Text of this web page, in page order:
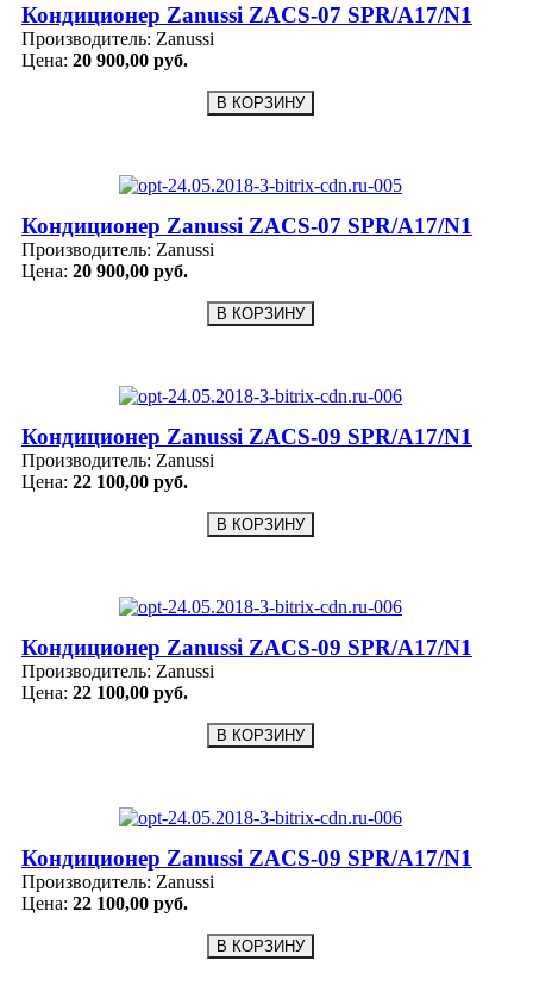
Кондиционер Zanussi ZACS-07 SPR/A17/N1
Производитель: Zanussi
Цена: 20 900,00 руб.
Кондиционер Zanussi ZACS-07 SPR/A17/N1
Производитель: Zanussi
Цена: 20 900,00 руб.
Кондиционер Zanussi ZACS-09 SPR/A17/N1
Производитель: Zanussi
Цена: 22 100,00 руб.
Кондиционер Zanussi ZACS-09 SPR/A17/N1
Производитель: Zanussi
Цена: 22 100,00 руб.
Кондиционер Zanussi ZACS-09 SPR/A17/N1
Производитель: Zanussi
Цена: 22 100,00 руб.